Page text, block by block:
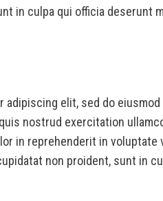
in culpa qui officia deserunt
elit, sed do
nostrud exercitation
in reprehenderit in
non proident, sunt in